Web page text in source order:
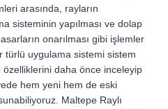
arasında, rayların
sisteminin yapılması ve dolap
onarılması gibi işlemler
türlü uygulama sistemi sistem
özelliklerini daha önce inceleyip
hem yeni hem de eski
Maltepe Raylı